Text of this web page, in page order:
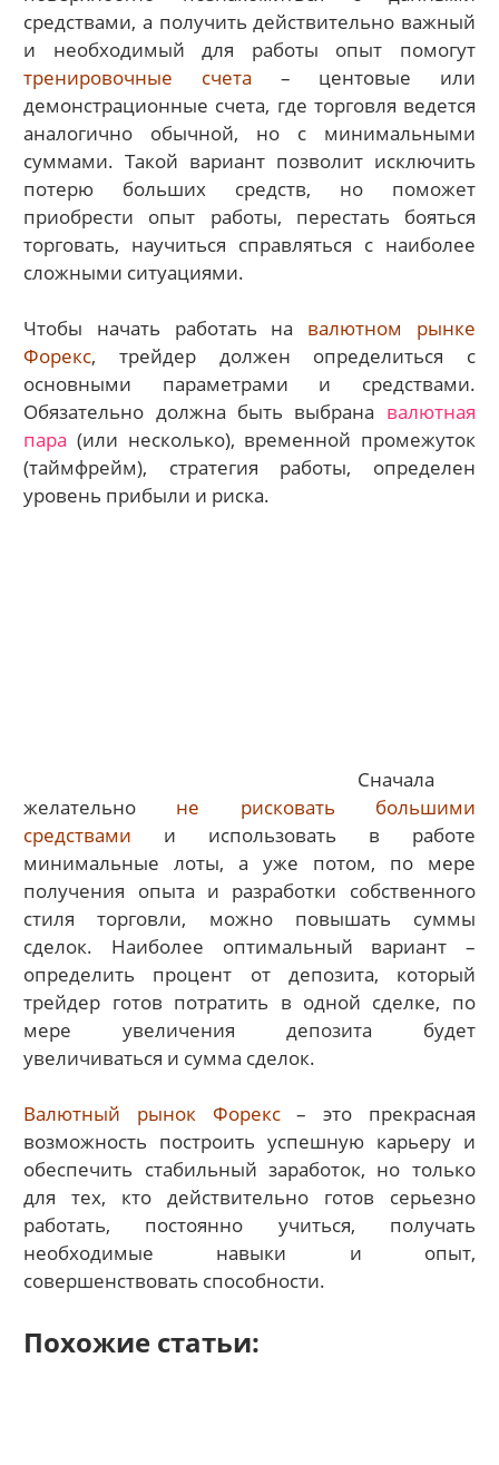
средствами, а получить действительно важный
и необходимый для работы опыт помогут
тренировочные счета – центовые или
демонстрационные счета, где торговля ведется
аналогично обычной, но с минимальными
суммами. Такой вариант позволит исключить
потерю больших средств, но поможет
приобрести опыт работы, перестать бояться
торговать, научиться справляться с наиболее
сложными ситуациями.
Чтобы начать работать на валютном рынке
Форекс, трейдер должен определиться с
основными параметрами и средствами.
Обязательно должна быть выбрана валютная
пара (или несколько), временной промежуток
(таймфрейм), стратегия работы, определен
уровень прибыли и риска.
Сначала
желательно не рисковать большими
средствами и использовать в работе
минимальные лоты, а уже потом, по мере
получения опыта и разработки собственного
стиля торговли, можно повышать суммы
сделок. Наиболее оптимальный вариант –
определить процент от депозита, который
трейдер готов потратить в одной сделке, по
мере увеличения депозита будет
увеличиваться и сумма сделок.
Валютный рынок Форекс– это прекрасная
возможность построить успешную карьеру и
обеспечить стабильный заработок, но только
для тех, кто действительно готов серьезно
работать, постоянно учиться, получать
необходимые навыки и опыт,
совершенствовать способности.
Похожие статьи: